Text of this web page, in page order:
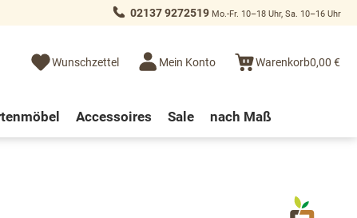
02137 9272519 Mo.-Fr. 10–18 Uhr, Sa. 10–16 Uhr
Wunschzettel Mein Konto Warenkorb0,00 €
Accessoires Sale nach Maß